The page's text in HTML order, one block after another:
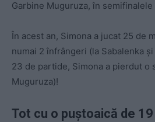
Garbine Muguruza, în
În acest an, Simona a jucat 25 de
numai 2 înfrângeri (la Sabalenka
23 de partide, Simona a pierdut o
Muguruza)!
Tot cu o puștoaică de 19